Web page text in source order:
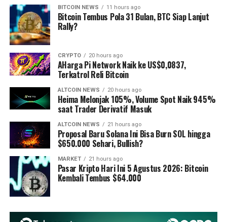
BITCOIN NEWS 11 hours ago
Bitcoin Tembus Pola 31 Bulan, BTC Siap Lanjut
Rally?
CRYPTO 20 hours ago
AHarga Pi Network Naik ke US$0,0837,
Terkatrol Reli Bitcoin
ALTCOIN NEWS 20 hours ago
Heima Melonjak 105%, Volume Spot Naik 945%
saat Trader Derivatif Masuk
ALTCOIN NEWS 21 hours ago
Proposal Baru Solana Ini Bisa Burn SOL hingga
$650.000 Sehari, Bullish?
MARKET 21 hours ago
Pasar Kripto Hari Ini 5 Agustus 2026: Bitcoin
Kembali Tembus $64.000